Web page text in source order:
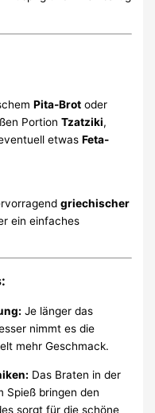
Pita-Brot oder
PortionTzatziki,
etwasFeta-
griechischer
ein einfaches
Je länger das
nimmt es die
mehr Geschmack.
Das Braten in der
Spieß bringen den
sorgt für die schöne